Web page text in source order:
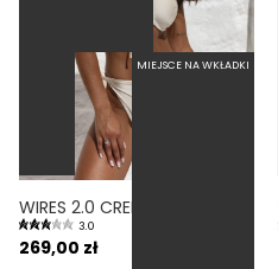
3.0
269,00 zł
MIEJSCE NA WKŁADKI